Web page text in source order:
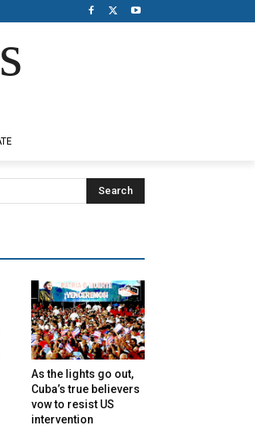
Search
As the lights go out,
Cuba’s true believers
vow to resist US
intervention